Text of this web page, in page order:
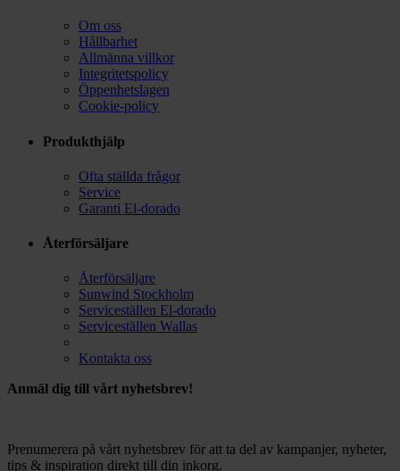
Om oss
Hållbarhet
Allmänna villkor
Integritetspolicy
Öppenhetslagen
Cookie-policy
Produkthjälp
Ofta ställda frågor
Service
Garanti El-dorado
Återförsäljare
Återförsäljare
Sunwind Stockholm
Serviceställen El-dorado
Serviceställen Wallas
Kontakta oss
Anmäl dig till vårt nyhetsbrev!
Prenumerera på vårt nyhetsbrev för att ta del av kampanjer, nyheter,
tips & inspiration direkt till din inkorg.